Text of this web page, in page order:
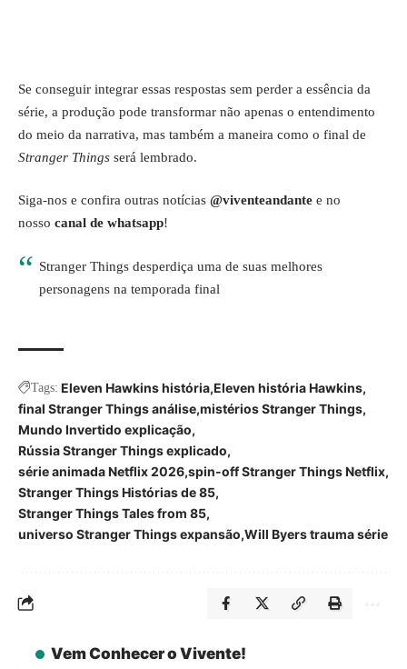
Se conseguir integrar essas respostas sem perder a essência da
série, a produção pode transformar não apenas o entendimento
do meio da narrativa, mas também a maneira como o final de
Stranger Things será lembrado.
Siga-nos e confira outras notícias @viventeandante e no
nosso canal de whatsapp!
Stranger Things desperdiça uma de suas melhores
personagens na temporada final
Tags: Eleven Hawkins história Eleven história Hawkins
final Stranger Things análise mistérios Stranger Things
Mundo Invertido explicação
Rússia Stranger Things explicado
série animada Netflix 2026 spin-off Stranger Things Netflix
Stranger Things Histórias de 85
Stranger Things Tales from 85
universo Stranger Things expansão Will Byers trauma série
Vem Conhecer o Vivente!